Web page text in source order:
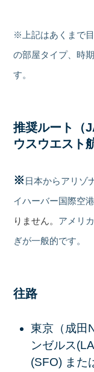
※上記はあくまで
の部屋タイプ、時
す。
推奨ルート（
ウスウエスト
※ 日本からアリゾ
イハーバー国際空
りません。 アメリ
ぎが一般的です。
往路
東京（成田
ンゼルス
(SFO) また